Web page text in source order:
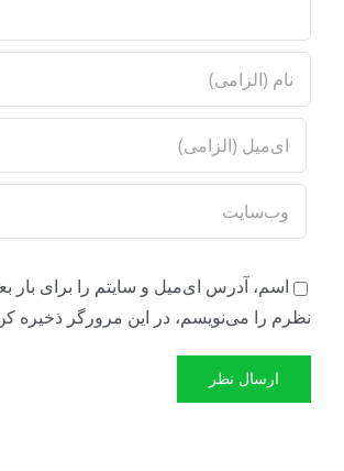
اسم، آدرس ای‌میل و سایتم را برای بار
نظرم را می‌نویسم، در این مرورگر ذخیره